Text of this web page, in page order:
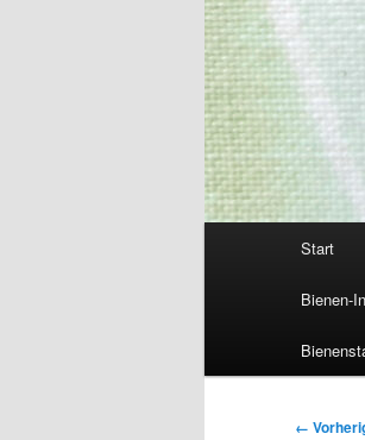
Start
Bienen-
Bilder-
←